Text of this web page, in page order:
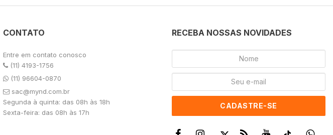
CONTATO
Entre em contato conosco
(11) 4193-1756
(11) 96604-0870
sac@mynd.com.br
Segunda à quinta: das 08h às 18h
Sexta-feira: das 08h às 17h
RECEBA NOSSAS NOVIDADES
CADASTRE-SE